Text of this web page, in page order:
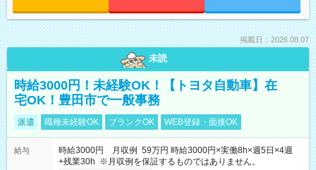
掲載日：2026.08.07
未読
時給3000円！未経験OK！【トヨタ自動車】在
宅OK！豊田市で一般事務
派遣 職種未経験OK ブランクOK WEB登録・面接OK
給与
時給3000円 月収例 59万円 時給3000円×実働8h×週5日×4週
+残業30h ※月収例を保証するものではありません。